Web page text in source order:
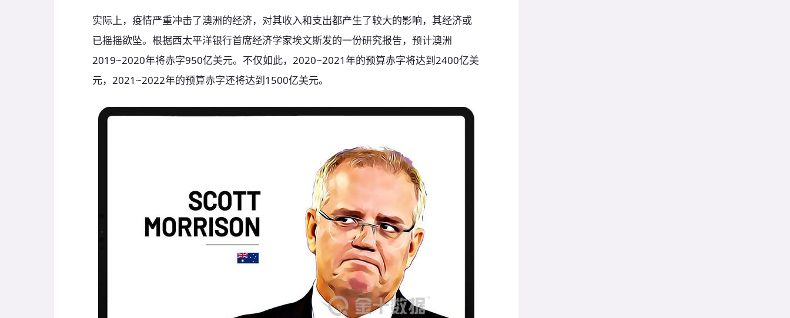
实际上，疫情严重冲击了澳洲的经济，对其收入和支出都产生了较大的影响，其经济或
已摇摇欲坠。根据西太平洋银行首席经济学家埃文斯发的一份研究报告，预计澳洲
2019~2020年将赤字950亿美元。不仅如此，2020~2021年的预算赤字将达到2400亿美
元，2021~2022年的预算赤字还将达到1500亿美元。